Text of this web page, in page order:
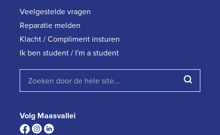
Veelgestelde vragen
Reparatie melden
Klacht / Compliment insturen
Ik ben student / I'm a student
Volg Maasvallei